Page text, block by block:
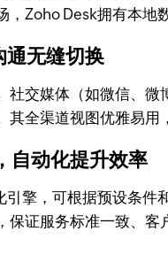
，Zoho Desk拥有本地
通无缝切换
社交媒体（如微信、
其全渠道视图优雅易用
自动化提升效率
擎，可根据预设条
保证服务标准一致、